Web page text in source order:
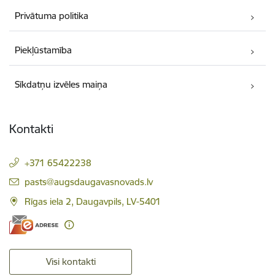
Privātuma politika
Piekļūstamība
Sīkdatņu izvēles maiņa
Kontakti
+371 65422238
E-pasts:
pasts@augsdaugavasnovads.lv
Rīgas iela 2, Daugavpils, LV-5401
Visi kontakti